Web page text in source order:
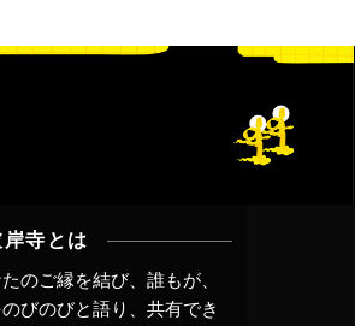
岸寺とは
のご縁を結び、誰もが、
びのびと語り、共有でき